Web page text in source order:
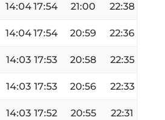
14:0417:54 21:00 22:38
14:0417:54 20:59 22:36
14:03 17:53 20:58 22:35
14:03 17:53 20:56 22:33
14:03 17:52 20:55 22:31